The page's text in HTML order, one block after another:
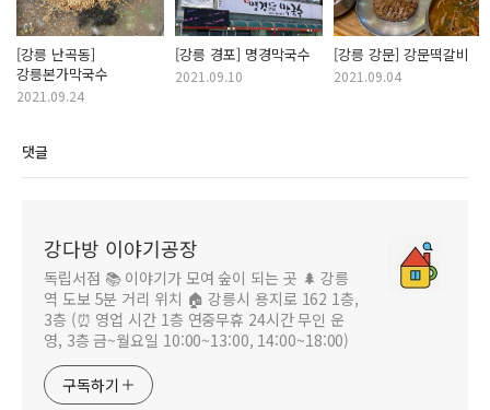
[강릉 난곡동]
강릉본가막국수
2021.09.24
[강릉 경포] 명경막국수
2021.09.10
[강릉 강문] 강문떡갈비
2021.09.04
댓글
강다방 이야기공장
독립서점 📚 이야기가 모여 숲이 되는 곳 🌲 강릉
역 도보 5분 거리 위치 🏠 강릉시 용지로 162 1층,
3층 (⏰ 영업 시간 1층 연중무휴 24시간 무인 운
영, 3층 금~월요일 10:00~13:00, 14:00~18:00)
구독하기